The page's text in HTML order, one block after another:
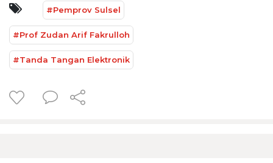
#Pemprov Sulsel
#Prof Zudan Arif Fakrulloh
#Tanda Tangan Elektronik